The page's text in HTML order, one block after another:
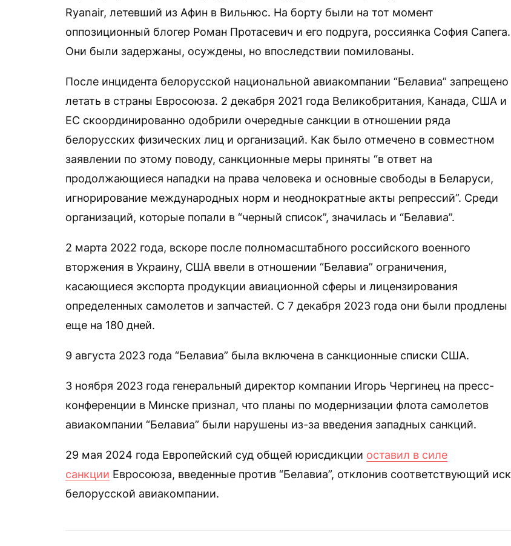
Ryanair, летевший из Афин в Вильнюс. На борту были на тот момент
оппозиционный блогер Роман Протасевич и его подруга, россиянка София Сапега.
Они были задержаны, осуждены, но впоследствии помилованы.
После инцидента белорусской национальной авиакомпании “Белавиа” запрещено
летать в страны Евросоюза. 2 декабря 2021 года Великобритания, Канада, США и
ЕС скоординированно одобрили очередные санкции в отношении ряда
белорусских физических лиц и организаций. Как было отмечено в совместном
заявлении по этому поводу, санкционные меры приняты “в ответ на
продолжающиеся нападки на права человека и основные свободы в Беларуси,
игнорирование международных норм и неоднократные акты репрессий”. Среди
организаций, которые попали в “черный список”, значилась и “Белавиа”.
2 марта 2022 года, вскоре после полномасштабного российского военного
вторжения в Украину, США ввели в отношении “Белавиа” ограничения,
касающиеся экспорта продукции авиационной сферы и лицензирования
определенных самолетов и запчастей. С 7 декабря 2023 года они были продлены
еще на 180 дней.
9 августа 2023 года “Белавиа” была включена в санкционные списки США.
3 ноября 2023 года генеральный директор компании Игорь Чергинец на пресс-
конференции в Минске признал, что планы по модернизации флота самолетов
авиакомпании “Белавиа” были нарушены из-за введения западных санкций.
29 мая 2024 года Европейский суд общей юрисдикции оставил в силе
санкции Евросоюза, введенные против “Белавиа”, отклонив соответствующий иск
белорусской авиакомпании.